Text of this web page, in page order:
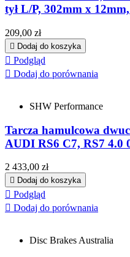
tył L/P, 302mm x
Cena
209,00 zł
 Dodaj do koszyka
 Podgląd
 Dodaj do porównania
SHW Performance
Tarcza hamulcowa
AUDI RS6 C7, RS7 4.0
Cena
2 433,00 zł
 Dodaj do koszyka
 Podgląd
 Dodaj do porównania
Disc Brakes Australia